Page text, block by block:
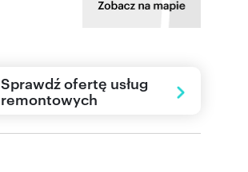
Sprawdź ofertę usług
remontowych